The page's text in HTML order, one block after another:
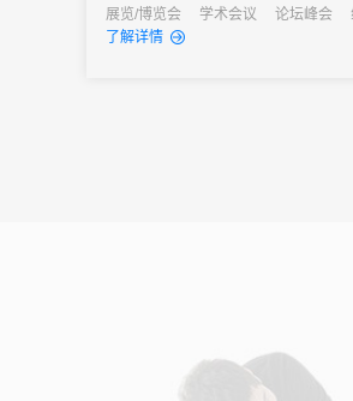
成为国际学术峰会不可或缺的得力助手
展览/博览会 学术会议 论坛峰会
发布会
培训会
了解详情